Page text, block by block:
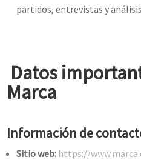
partidos, entrevistas y
Datos
Marca
Información de
Sitio web: https://